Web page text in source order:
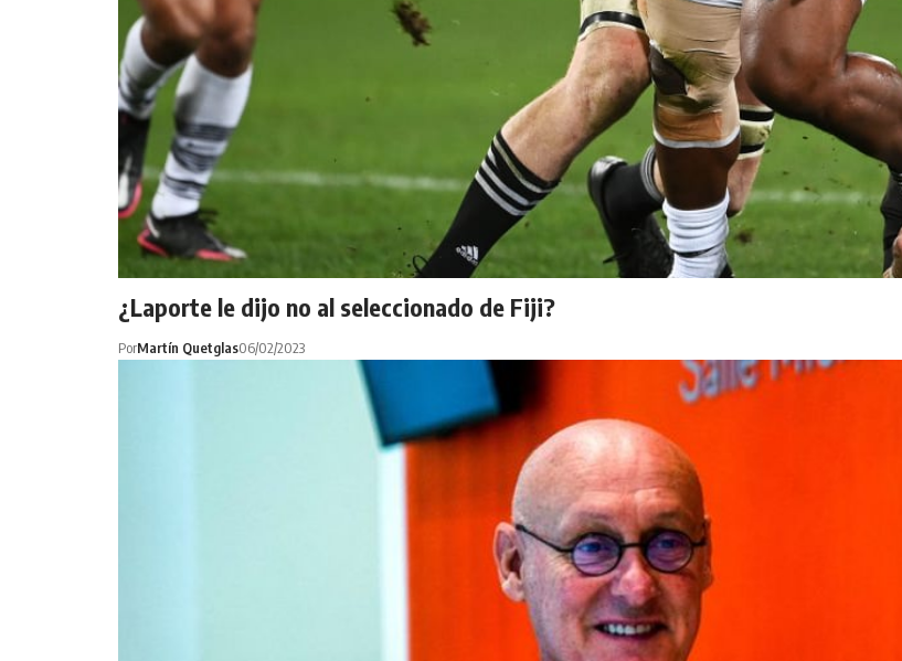
¿Laporte le dijo no al seleccionado de Fiji?
PorMartín Quetglas06/02/2023